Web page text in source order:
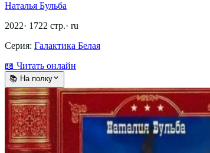
Наталья Бульба
2022· 1722 стр.· ru
Серия: Галактика Белая
📖 Читать онлайн
📚 На полку